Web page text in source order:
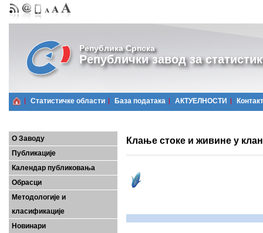
Република Српска
Републички завод за
Статистичке области Базa података АКТУЕЛНОСТИ Контакт
О Заводу
Публикације
Календар публиковања
Обрасци
Методологије и
класификације
Новинари
Клање стоке и живине у